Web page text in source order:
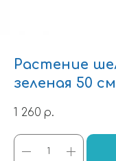
Растение
зеленая 50 см
1 260 р.